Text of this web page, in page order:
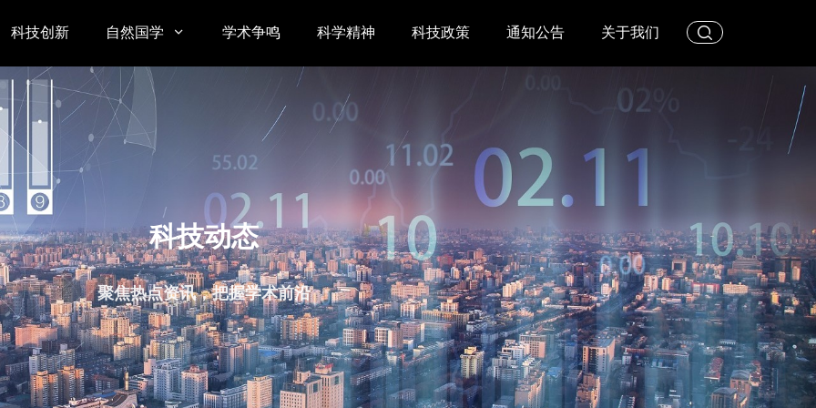
科技创新 自然国学  学术争鸣 科学精神 科技政策 通知公告 关于我们
科技动态
聚焦热点资讯，把握学术前沿